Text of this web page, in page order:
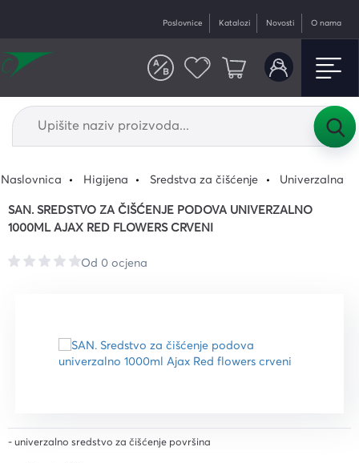
Poslovnice Katalozi Novosti O nama
Naslovnica Higijena Sredstva za čišćenje Univerzalna
SAN. SREDSTVO ZA ČIŠĆENJE PODOVA UNIVERZALNO
1000ML AJAX RED FLOWERS CRVENI
Od 0 ocjena
- univerzalno sredstvo za čišćenje površina